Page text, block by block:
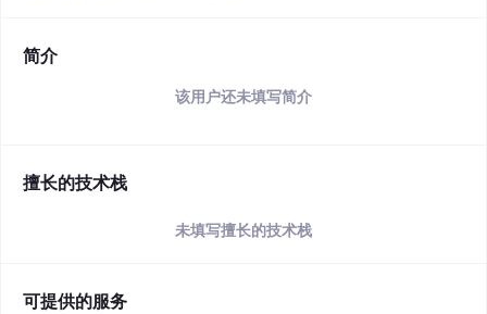
简介
该用户还未填写简介
擅长的技术栈
未填写擅长的技术栈
可提供的服务